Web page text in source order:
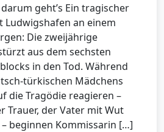
geht’s Ein tragischer
an einem
Die zweijährige
aus dem sechsten
in den Tod. Während
türkischen Mädchens
die Tragödie reagieren –
Trauer, der Vater mit Wut
beginnen Kommissarin […]